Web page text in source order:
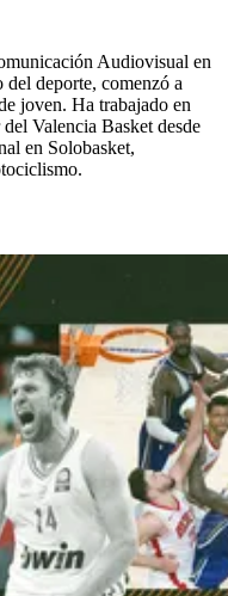
Audiovisual en
deporte, comenzó a
joven. Ha trabajado en
Valencia Basket desde
en Solobasket,